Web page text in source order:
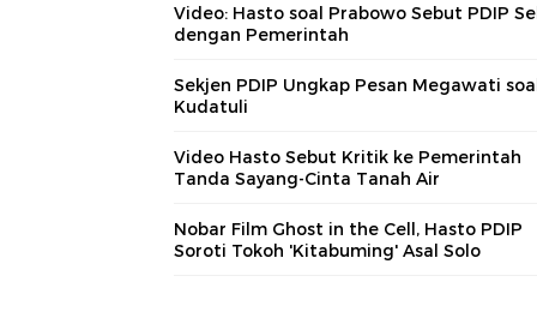
Video: Hasto soal Prabowo Sebut PDIP
dengan Pemerintah
Sekjen PDIP Ungkap Pesan Megawati
Kudatuli
Video Hasto Sebut Kritik ke Pemerintah
Tanda Sayang-Cinta Tanah Air
Nobar Film Ghost in the Cell, Hasto PDIP
Soroti Tokoh 'Kitabuming' Asal Solo